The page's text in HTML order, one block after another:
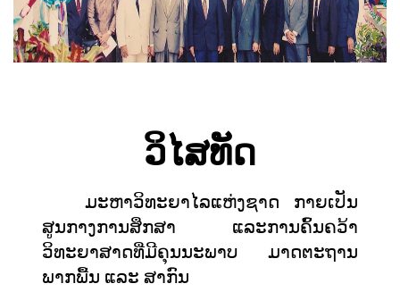
ວິໄສທັດ
ມະຫາວິທະຍາໄລແຫ່ງຊາດ ກາຍເປັນ
ສູນກາງການສຶກສາ ແລະການຄົ້ນຄວ້າ
ວິທະຍາສາດທີ່ມີຄຸນນະພາບ ມາດຕະຖານ
ພາກພື້ນ ແລະ ສາກົນ